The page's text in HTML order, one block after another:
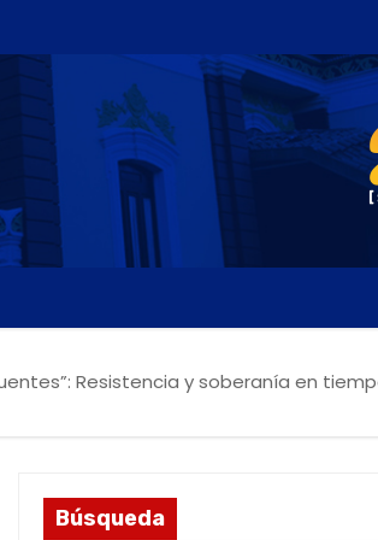
Resistencia y soberanía en
Búsqueda